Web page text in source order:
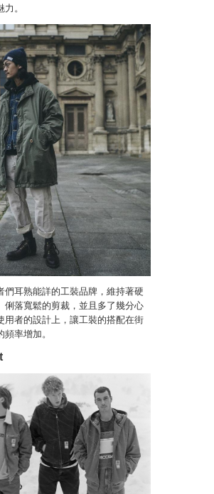
。
們耳熟能詳的工裝品牌，維持著硬
俐落寬鬆的剪裁，並且多了幾分心
用者的設計上，讓工裝的搭配在街
率增加。